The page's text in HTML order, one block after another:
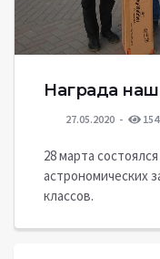
Награда
27.05.2020
28 марта
астрономических
классов.